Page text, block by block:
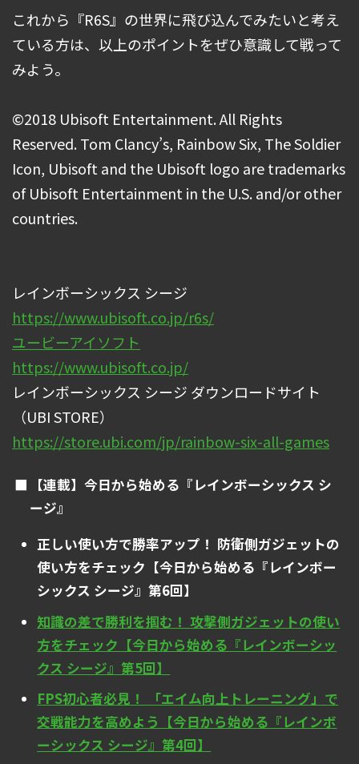
これから『R6S』の世界に飛び込んでみたいと考え
ている方は、以上のポイントをぜひ意識して戦って
みよう。
©2018 Ubisoft Entertainment. All Rights
Reserved. Tom Clancy’s, Rainbow Six, The Soldier
Icon, Ubisoft and the Ubisoft logo are trademarks
of Ubisoft Entertainment in the U.S. and/or other
countries.
レインボーシックス シージ
https://www.ubisoft.co.jp/r6s/
ユービーアイソフト
https://www.ubisoft.co.jp/
レインボーシックス シージ ダウンロードサイト
（UBI STORE）
https://store.ubi.com/jp/rainbow-six-all-games
【連載】今日から始める『レインボーシックス シ
ージ』
正しい使い方で勝率アップ！ 防衛側ガジェットの
使い方をチェック【今日から始める『レインボー
シックス シージ』第6回】
知識の差で勝利を掴む！ 攻撃側ガジェットの使い
方をチェック【今日から始める『レインボーシッ
クス シージ』第5回】
FPS初心者必見！ 「エイム向上トレーニング」で
交戦能力を高めよう【今日から始める『レインボ
ーシックス シージ』第4回】